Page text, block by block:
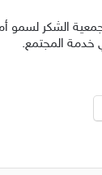
الشكر لسمو
خدمة المجتمع.